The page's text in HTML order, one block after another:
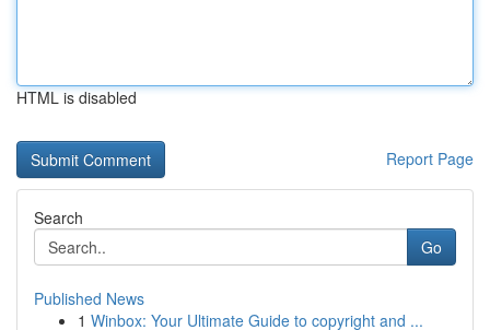
HTML is disabled
Report Page
Search
Go
Published News
1 Winbox: Your Ultimate Guide to copyright and ...